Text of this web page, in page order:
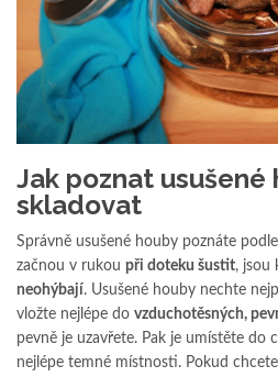
Jak poznat usušené
skladovat
Správně usušené houby poznáte
začnou v rukou při doteku šustit, jsou
neohýbají. Usušené houby nechte
vložte nejlépe do vzduchotěsných,
pevně je uzavřete. Pak je umístěte do
nejlépe temné místnosti. Pokud